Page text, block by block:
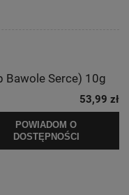
Bawole Serce) 10g
53,99 zł
POWIADOM O
DOSTĘPNOŚCI